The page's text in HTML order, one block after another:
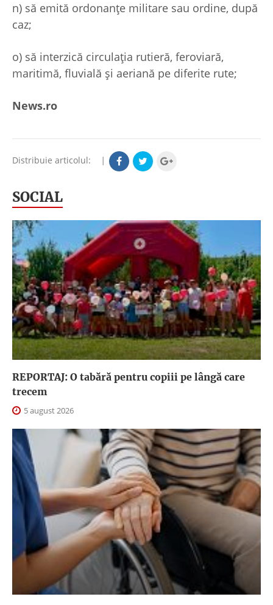
n) să emită ordonanţe militare sau ordine, după
caz;
o) să interzică circulaţia rutieră, feroviară,
maritimă, fluvială şi aeriană pe diferite rute;
News.ro
Distribuie articolul: |
SOCIAL
REPORTAJ: O tabără pentru copiii pe lângă care
trecem
5 august 2026